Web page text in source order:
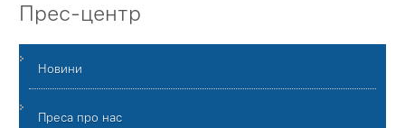
Прес-центр
Новини
Преса про нас